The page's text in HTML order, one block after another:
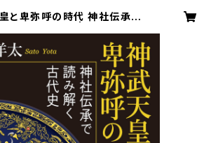
と卑弥呼の時代 神社伝承で